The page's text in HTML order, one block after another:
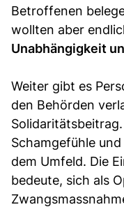
Betroffenen
wollten aber
Unabhängigkeit
Weiter gibt es
den Behörden
Schamgefühle
dem Umfeld. Die
bedeute, sich als